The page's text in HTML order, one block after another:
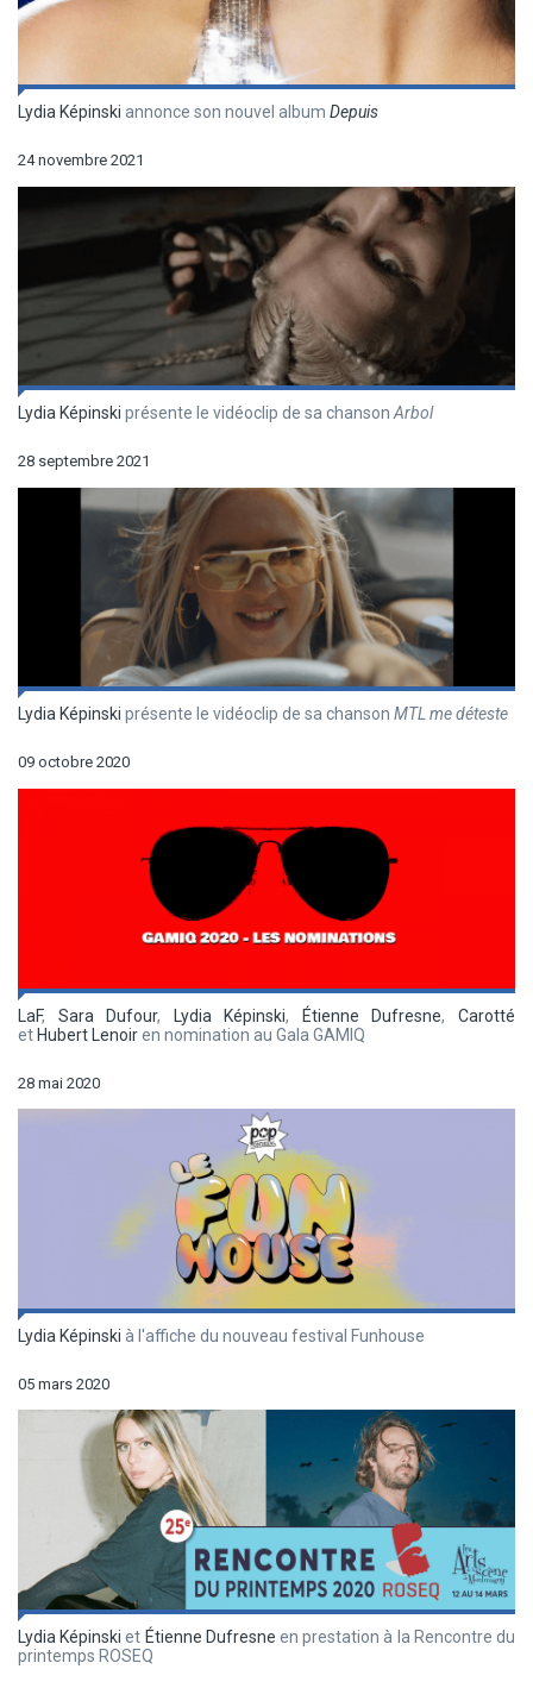
Lydia Képinski annonce son nouvel album Depuis
24 novembre 2021
Lydia Képinski présente le vidéoclip de sa chansonArbol
28 septembre 2021
Lydia Képinski présente le vidéoclip de sa chanson MTL me déteste
09 octobre 2020
LaF, Sara Dufour, Lydia Képinski, Étienne Dufresne,Carotté
etHubert Lenoiren nomination au Gala GAMIQ
28 mai 2020
Lydia Képinski à l'affiche du nouveau festival Funhouse
05 mars 2020
Lydia Képinski et Étienne Dufresne en prestation à la Rencontre du
printemps ROSEQ